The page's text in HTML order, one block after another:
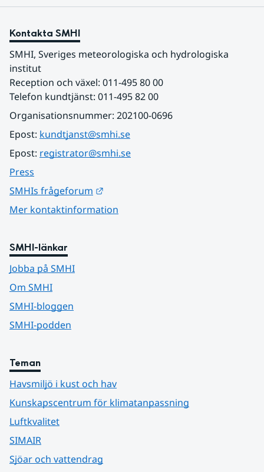
Kontakta SMHI
SMHI, Sveriges meteorologiska och hydrologiska
institut
Reception och växel: 011-495 80 00
Telefon kundtjänst: 011-495 82 00
Organisationsnummer: 202100-0696
Epost: kundtjanst@smhi.se
Epost: registrator@smhi.se
Press
SMHIs frågeforum
Mer kontaktinformation
SMHI-länkar
Jobba på SMHI
Om SMHI
SMHI-bloggen
SMHI-podden
Teman
Havsmiljö i kust och hav
Kunskapscentrum för klimatanpassning
Luftkvalitet
SIMAIR
Sjöar och vattendrag